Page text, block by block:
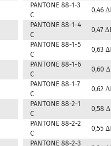
PANTONE 88-1-3
C
0,46
PANTONE 88-1-4
C
0,47
PANTONE 88-1-5
C
0,63
PANTONE 88-1-6
C
0,60
PANTONE 88-1-7
C
0,62
PANTONE 88-2-1
C
0,58
PANTONE 88-2-2
C
0,55
PANTONE 88-2-3